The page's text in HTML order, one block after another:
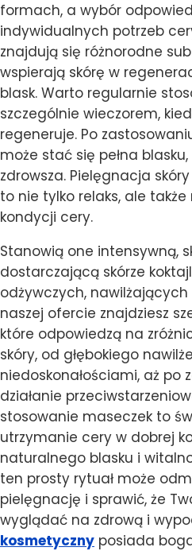
formach, a wybór
indywidualnych potrzeb
znajdują się różnorodne
wspierają skórę w
blask. Warto regularnie
szczególnie wieczorem,
regeneruje. Po
może stać się pełna
zdrowsza. Pielęgnacja
to nie tylko relaks, ale
kondycji cery.
Stanowią one intensywną,
dostarczającą skórze
odżywczych,
naszej ofercie znajdziesz
które odpowiedzą na
skóry, od głębokiego
niedoskonałościami, aż po
działanie
stosowanie maseczek to
utrzymanie cery w dobrej
naturalnego blasku i
ten prosty rytuał może
pielęgnację i sprawić, że
wyglądać na zdrową i
kosmetyczny posiada